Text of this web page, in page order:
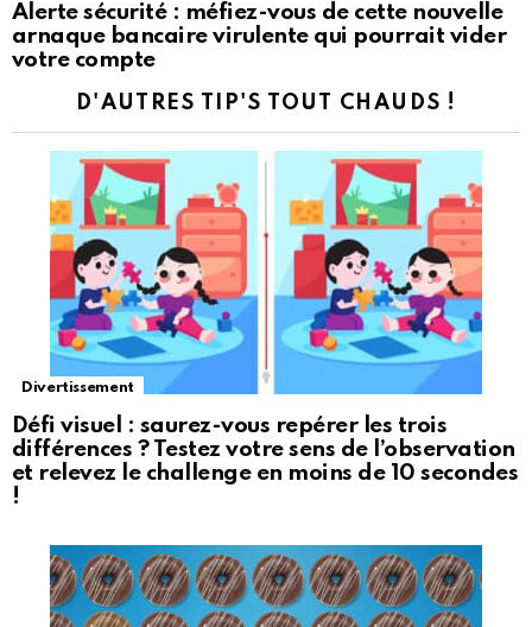
Alerte sécurité : méfiez-vous de cette nouvelle
arnaque bancaire virulente qui pourrait vider
votre compte
D'AUTRES TIP'S TOUT CHAUDS !
Divertissement
Défi visuel : saurez-vous repérer les trois
différences ? Testez votre sens de l’observation
et relevez le challenge en moins de 10 secondes
!